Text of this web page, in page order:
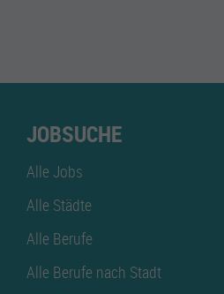
JOBSUCHE
Alle Jobs
Alle Städte
Alle Berufe
Alle Berufe nach Stadt